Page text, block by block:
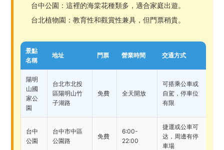
台中公園：這裡的海棠花種類多，適合家庭出遊。
台北植物園：教育性和觀賞性兼具，但門票稍貴。
景點
名稱
地址 門票 營業時間 交通方式
陽明
山國
家公
園
台北市北投
區陽明山竹
子湖路
免費 全天開放
可搭乘公車或
自駕，停車位
有限
台中
公園
台中市中區
公園路
免費
6:00-
22:00
捷運或公車可
达，周邊有停
車場